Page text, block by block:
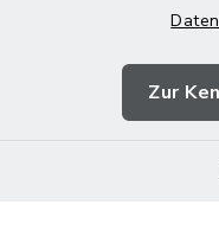
Zur